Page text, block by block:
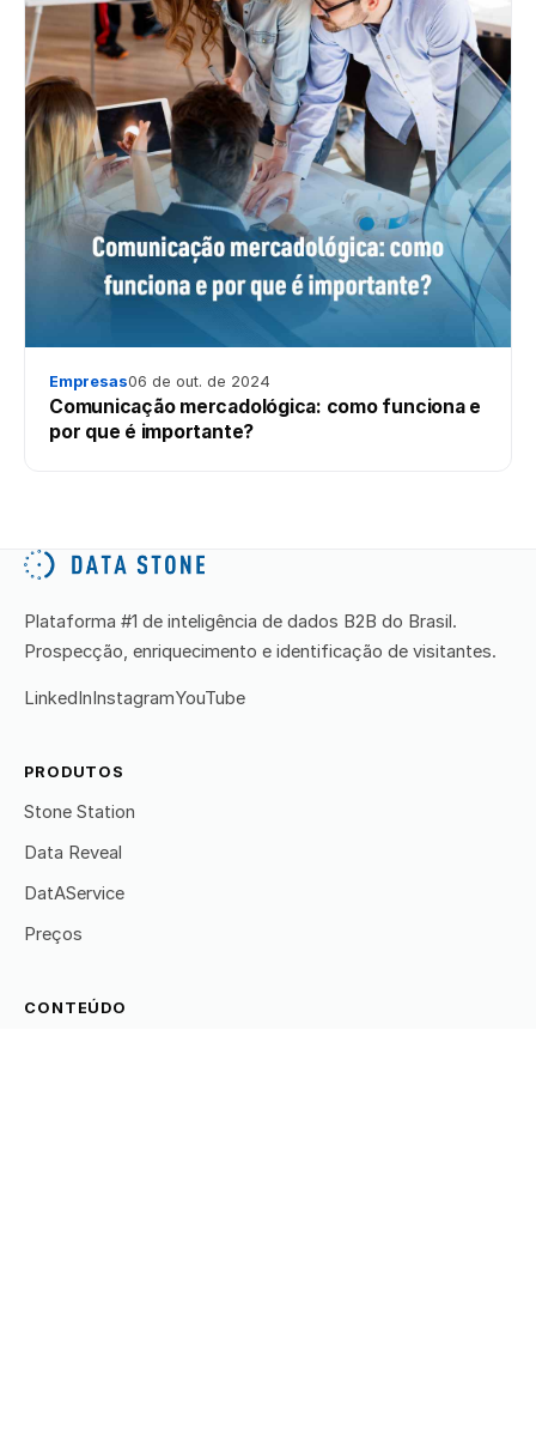
Empresas06 de out. de 2024
Comunicação mercadológica: como funciona e
por que é importante?
Plataforma #1 de inteligência de dados B2B do Brasil.
Prospecção, enriquecimento e identificação de visitantes.
LinkedInInstagramYouTube
PRODUTOS
Stone Station
Data Reveal
DatAService
Preços
CONTEÚDO